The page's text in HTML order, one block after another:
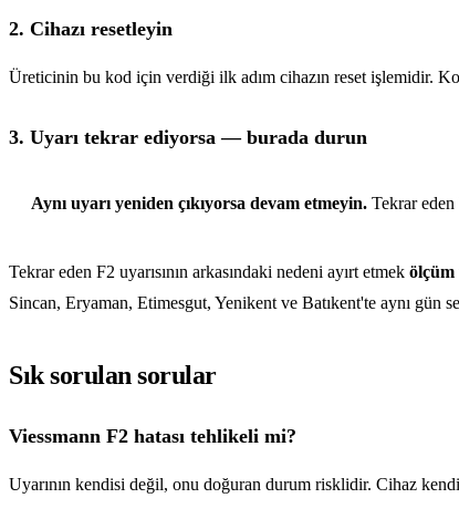
2. Cihazı resetleyin
Üreticinin bu kod için verdiği ilk adım cihazın reset işlemidir.
3. Uyarı tekrar ediyorsa — burada durun
Aynı uyarı yeniden çıkıyorsa devam etmeyin. Tekrar eden
Tekrar eden F2 uyarısının arkasındaki nedeni ayırt etmek ölçüm
Sincan, Eryaman, Etimesgut, Yenikent ve Batıkent'te aynı gün
Sık sorulan sorular
Viessmann F2 hatası tehlikeli mi?
Uyarının kendisi değil, onu doğuran durum risklidir. Cihaz